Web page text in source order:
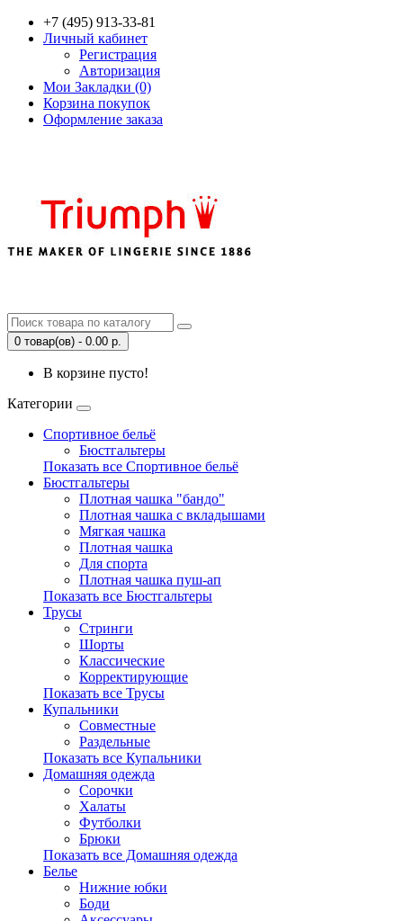
+7 (495) 913-33-81
Личный кабинет
Регистрация
Авторизация
Мои Закладки (0)
Корзина покупок
Оформление заказа
0 товар(ов) - 0.00 р.
В корзине пусто!
Категории
Спортивное бельё
Бюстгальтеры
Показать все Спортивное бельё
Бюстгальтеры
Плотная чашка "бандо"
Плотная чашка с вкладышами
Мягкая чашка
Плотная чашка
Для спорта
Плотная чашка пуш-ап
Показать все Бюстгальтеры
Трусы
Стринги
Шорты
Классические
Корректирующие
Показать все Трусы
Купальники
Совместные
Раздельные
Показать все Купальники
Домашняя одежда
Сорочки
Халаты
Футболки
Брюки
Показать все Домашняя одежда
Белье
Нижние юбки
Боди